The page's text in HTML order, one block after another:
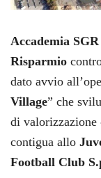
Accademia
Risparmio
dato avvio
Village” che
di valorizzazione
contigua allo
Football Club